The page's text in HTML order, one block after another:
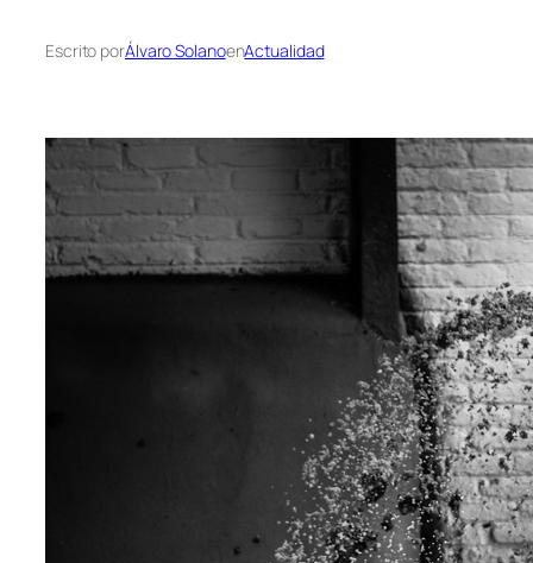
Escrito porÁlvaro SolanoenActualidad